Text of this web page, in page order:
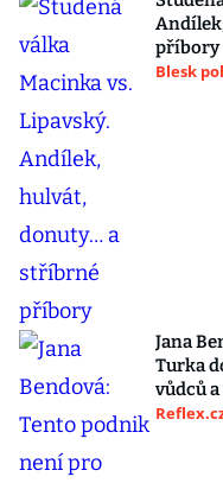
příbory
Blesk
Jana
Turka
vůdců